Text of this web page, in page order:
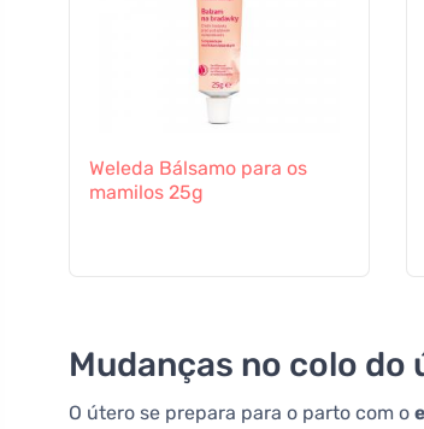
Weleda Bálsamo para os
mamilos 25g
Mudanças no colo do
O útero se prepara para o parto com o